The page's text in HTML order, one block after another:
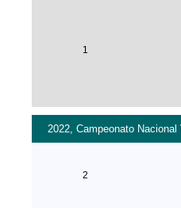
1
2022, Campeonato
2